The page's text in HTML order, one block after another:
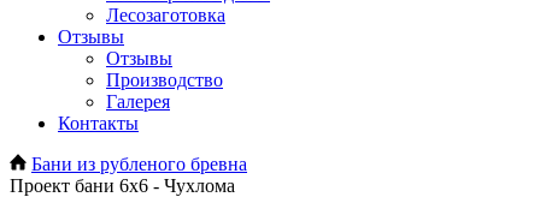
Лесозаготовка
Отзывы
Отзывы
Производство
Галерея
Контакты
Бани из рубленого бревна
Проект бани 6х6 - Чухлома